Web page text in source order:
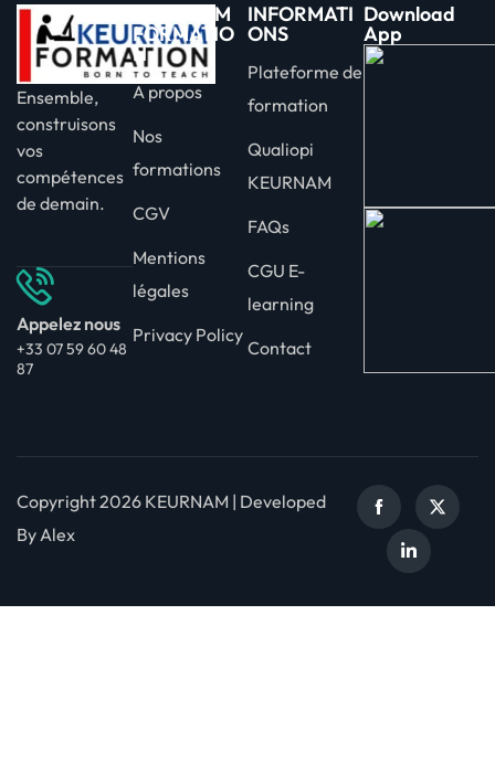
Ensemble,
construisons
vos
compétences
de demain.
Appelez nous
+33 07 59 60 48
87
KEURNAM
FORMATIO
N
A propos
Nos
formations
CGV
Mentions
légales
Privacy Policy
INFORMATI
ONS
Plateforme de
formation
Qualiopi
KEURNAM
FAQs
CGU E-
learning
Contact
Download
App
Copyright 2026 KEURNAM | Developed
By Alex